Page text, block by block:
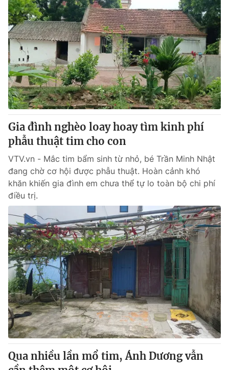
Gia đình nghèo loay hoay tìm kinh phí
phẫu thuật tim cho con
VTV.vn - Mắc tim bẩm sinh từ nhỏ, bé Trần Minh Nhật
đang chờ cơ hội được phẫu thuật. Hoàn cảnh khó
khăn khiến gia đình em chưa thể tự lo toàn bộ chi phí
điều trị.
Qua nhiều lần mổ tim, Ánh Dương vẫn